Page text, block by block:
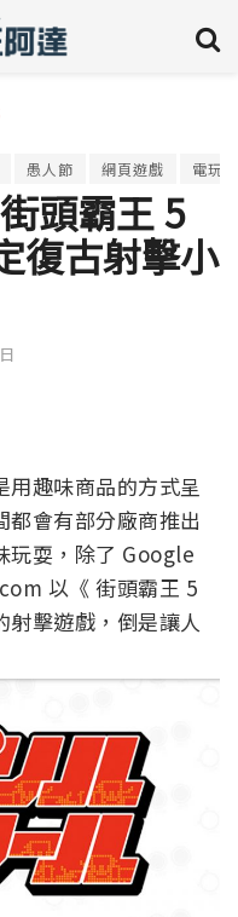
愚人節 網頁遊戲 電玩
頭霸王 5
復古射擊小
趣味商品的方式呈
會有部分廠商推出
玩耍，除了 Google
以《 街頭霸王 5
射擊遊戲，倒是讓人